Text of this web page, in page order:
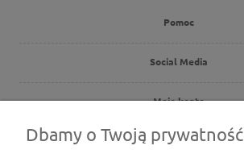
Pomoc
Social Media
Moje konto
Płatności i dostawa
Dbamy o Twoją prywatność